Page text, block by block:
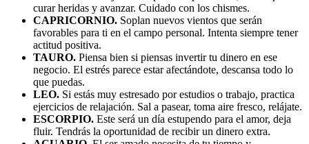
curar heridas y avanzar. Cuidado con los chismes.
CAPRICORNIO. Soplan nuevos vientos que serán
favorables para ti en el campo personal. Intenta siempre tener
actitud positiva.
TAURO. Piensa bien si piensas invertir tu dinero en ese
negocio. El estrés parece estar afectándote, descansa todo lo
que puedas.
LEO. Si estás muy estresado por estudios o trabajo, practica
ejercicios de relajación. Sal a pasear, toma aire fresco, relájate.
ESCORPIO. Este será un día estupendo para el amor, deja
fluir. Tendrás la oportunidad de recibir un dinero extra.